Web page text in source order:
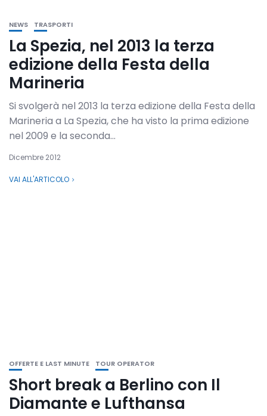
NEWS TRASPORTI
La Spezia, nel 2013 la terza
edizione della Festa della
Marineria
Si svolgerà nel 2013 la terza edizione della Festa della
Marineria a La Spezia, che ha visto la prima edizione
nel 2009 e la seconda...
Dicembre 2012
VAI ALL'ARTICOLO
OFFERTE E LAST MINUTE TOUR OPERATOR
Short break a Berlino con Il
Diamante e Lufthansa